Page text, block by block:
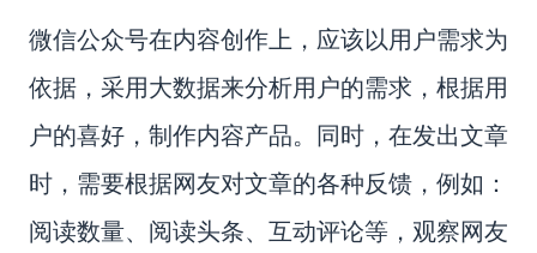
微信公众号在内容创作上，应该以用户需求为
依据，采用大数据来分析用户的需求，根据用
户的喜好，制作内容产品。同时，在发出文章
时，需要根据网友对文章的各种反馈，例如：
阅读数量、阅读头条、互动评论等，观察网友